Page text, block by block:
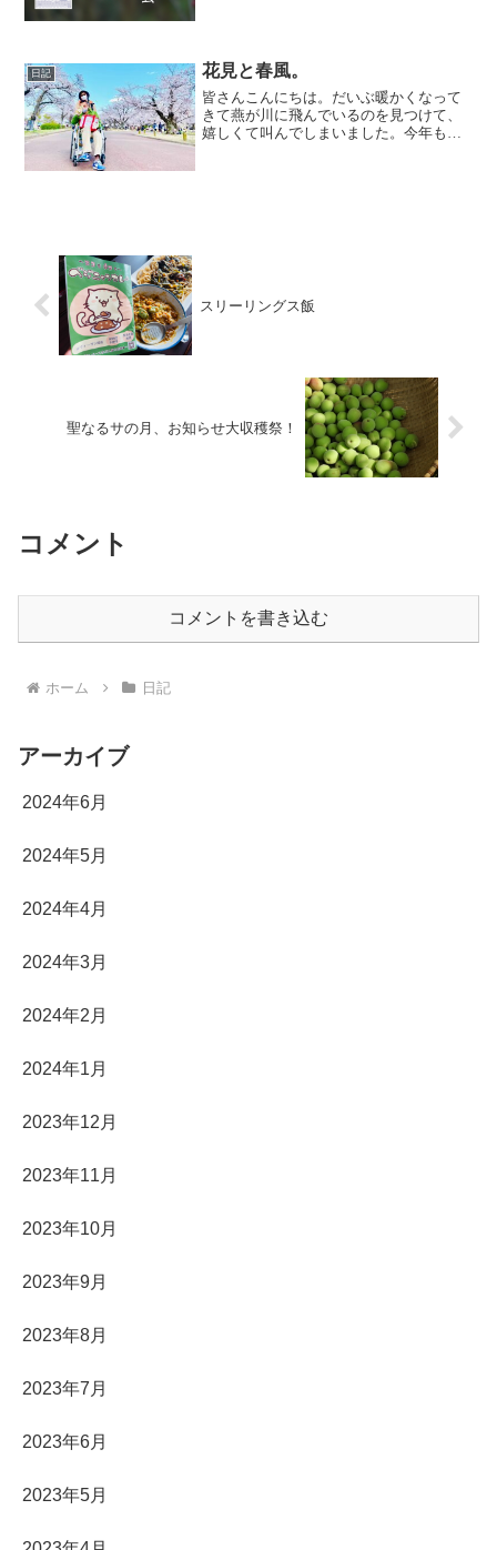
日記 花見と春風。
皆さんこんにちは。だいぶ暖かくなって
きて燕が川に飛んでいるのを見つけて、
嬉しくて叫んでしまいました。今年も、
スリーリングス飯
聖なるサの月、お知らせ大収穫祭！
コメント
コメントを書き込む
ホーム 日記
アーカイブ
2024年6月
2024年5月
2024年4月
2024年3月
2024年2月
2024年1月
2023年12月
2023年11月
2023年10月
2023年9月
2023年8月
2023年7月
2023年6月
2023年5月